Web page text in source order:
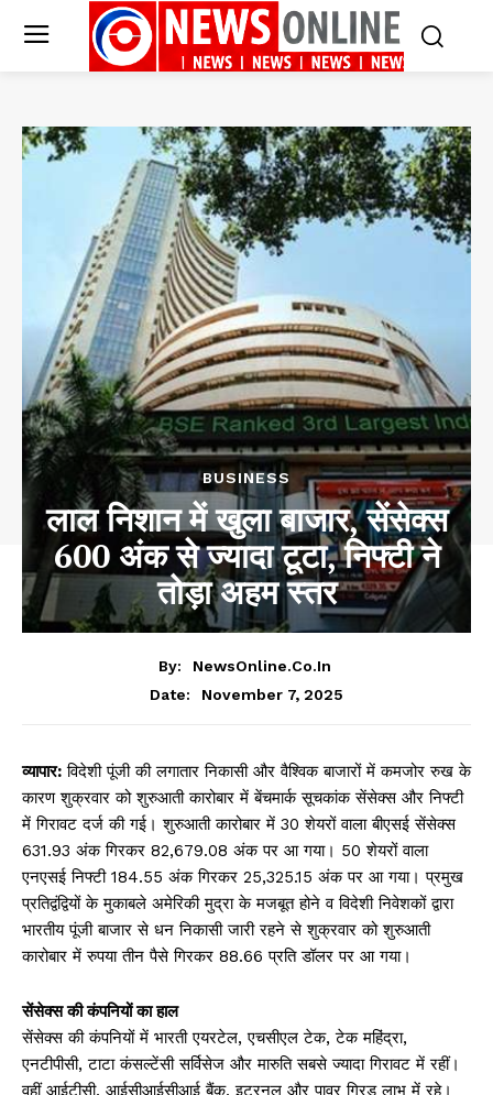
BUSINESS
लाल निशान में खुला बाजार, सेंसेक्स
600 अंक से ज्यादा टूटा, निफ्टी ने
तोड़ा अहम स्तर
By:
NewsOnline.co.in
Date:
November 7, 2025
व्यापार: विदेशी पूंजी की लगातार निकासी और वैश्विक बाजारों में कमजोर रुख के
कारण शुक्रवार को शुरुआती कारोबार में बेंचमार्क सूचकांक सेंसेक्स और निफ्टी
में गिरावट दर्ज की गई। शुरुआती कारोबार में 30 शेयरों वाला बीएसई सेंसेक्स
631.93 अंक गिरकर 82,679.08 अंक पर आ गया। 50 शेयरों वाला
एनएसई निफ्टी 184.55 अंक गिरकर 25,325.15 अंक पर आ गया। प्रमुख
प्रतिद्वंद्वियों के मुकाबले अमेरिकी मुद्रा के मजबूत होने व विदेशी निवेशकों द्वारा
भारतीय पूंजी बाजार से धन निकासी जारी रहने से शुक्रवार को शुरुआती
कारोबार में रुपया तीन पैसे गिरकर 88.66 प्रति डॉलर पर आ गया।
सेंसेक्स की कंपनियों का हाल
सेंसेक्स की कंपनियों में भारती एयरटेल, एचसीएल टेक, टेक महिंद्रा,
एनटीपीसी, टाटा कंसल्टेंसी सर्विसेज और मारुति सबसे ज्यादा गिरावट में रहीं।
वहीं आईटीसी, आईसीआईसीआई बैंक, इटरनल और पावर ग्रिड लाभ में रहे।